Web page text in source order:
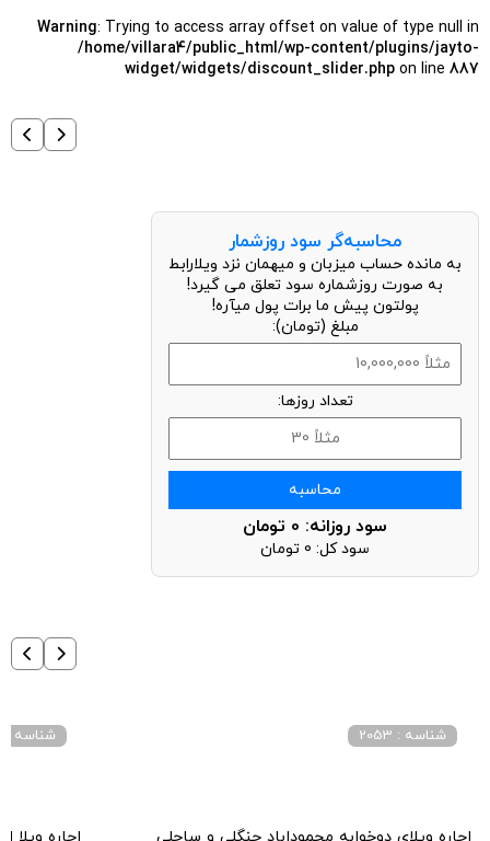
Warning: Trying to access array offset on value of type null in
/home/villara4/public_html/wp-content/plugins/jayto-
widget/widgets/discount_slider.php on line 887
محاسبه‌گر سود روزشمار
به مانده حساب میزبان و میهمان نزد ویلارابط
به صورت روزشماره سود تعلق می گیرد!
پولتون پیش ما برات پول میآره!
مبلغ (تومان):
تعداد روزها:
محاسبه
سود روزانه: 0 تومان
سود کل: 0 تومان
شناسه : 2053 شناسه : 4024